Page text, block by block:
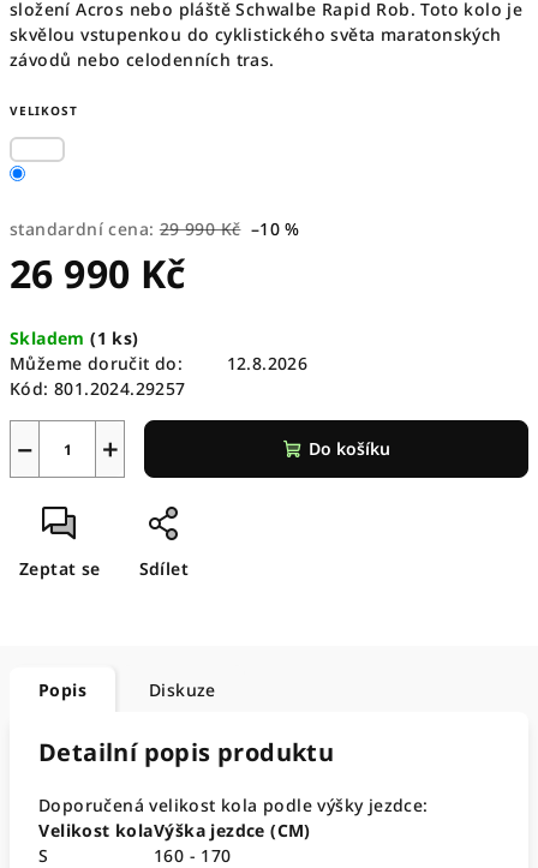
složení Acros nebo pláště Schwalbe Rapid Rob. Toto kolo je
skvělou vstupenkou do cyklistického světa maratonských
závodů nebo celodenních tras.
VELIKOST
standardní cena: 29 990 Kč –10 %
26 990 Kč
cena:
Skladem(1 ks)
Můžeme doručit do:
12.8.2026
Kód: 801.2024.29257
+
− Do košíku
Zeptat se Sdílet
Popis Diskuze
Detailní popis produktu
Doporučená velikost kola podle výšky jezdce:
Velikost kolaVýška jezdce (CM)
S
160 - 170